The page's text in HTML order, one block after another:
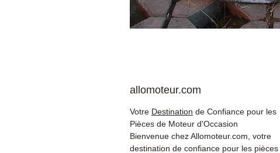
allomoteur.com
Votre Destination de Confiance pour les
Pièces de Moteur d'Occasion
Bienvenue chez Allomoteur.com, votre
destination de confiance pour les pièces